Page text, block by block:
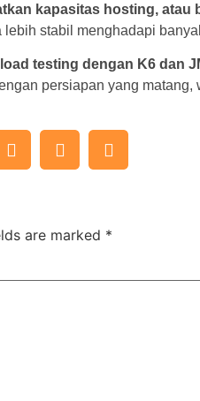
kapasitas hosting,
stabil menghadapi
testing dengan K6 dan
persiapan yang matang,
are marked *